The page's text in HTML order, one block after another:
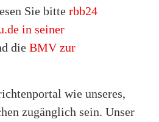
Sie bitte rbb24
in seiner
die BMV zur
wie unseres,
zugänglich sein. Unser